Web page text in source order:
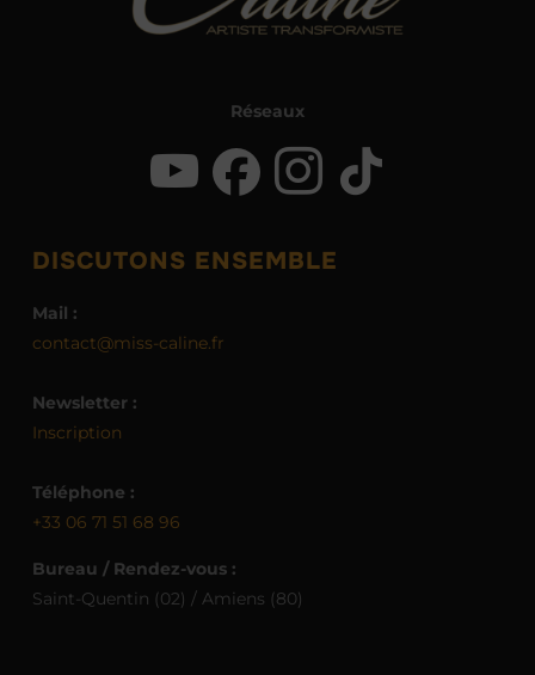
Réseaux
DISCUTONS ENSEMBLE
Mail :
contact@miss-caline.fr
Newsletter :
Inscription
Téléphone :
+33 06 71 51 68 96
Bureau / Rendez-vous :
Saint-Quentin (02) / Amiens (80)